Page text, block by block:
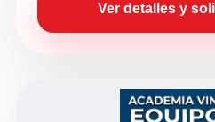
Ver detalles y